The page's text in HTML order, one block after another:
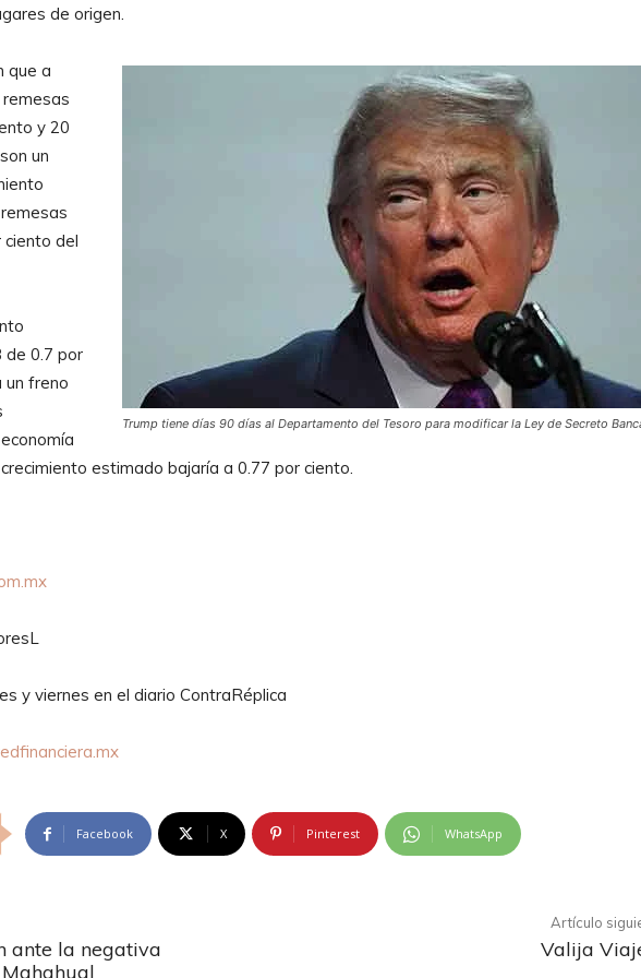
de origen.
Trump tiene días 90 días al Departamento del Tesoro para modificar la Ley de Secreto
que a
y 20
un
del
de 0.7 por
un freno
estimado bajaría a 0.77 por ciento.
y viernes en el diario ContraRéplica
Facebook X Pinterest WhatsApp
ante la negativa
Artículo
Valija